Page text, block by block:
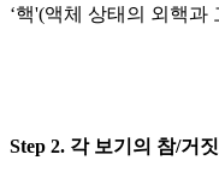
‘핵'(액체 상태의 외핵
Step 2. 각 보기의 참/거